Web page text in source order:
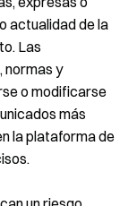
actualidad de la
Las
y
o modificarse
más
la plataforma de